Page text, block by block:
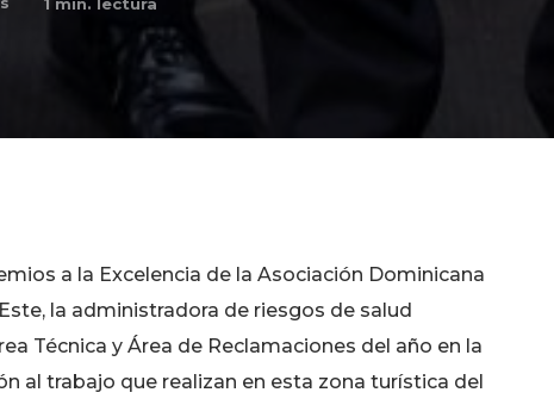
a la Excelencia de la Asociación Dominicana
la administradora de riesgos de salud
Técnica y Área de Reclamaciones del año en la
al trabajo que realizan en esta zona turística del